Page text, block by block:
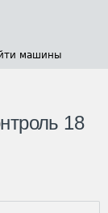
машины
18